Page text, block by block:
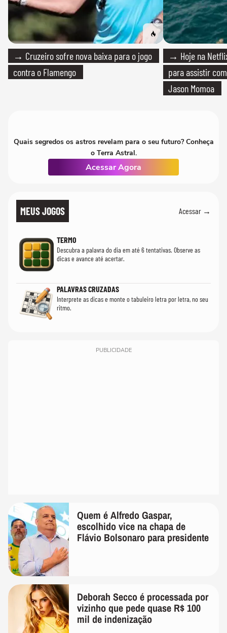
→ Cruzeiro sofre nova baixa para o jogo
contra o Flamengo
→ Hoje na
para assistir
Jason Momoa
Quais segredos os astros revelam para o seu futuro? Conheça
o Terra Astral.
Acessar Agora
MEUS JOGOS Acessar →
TERMO
Descubra a palavra do dia em até 6 tentativas. Observe as
dicas e avance até acertar.
PALAVRAS CRUZADAS
Interprete as dicas e monte o tabuleiro letra por letra, no seu
ritmo.
PUBLICIDADE
Quem é Alfredo Gaspar,
escolhido vice na chapa de
Flávio Bolsonaro para presidente
Deborah Secco é processada por
vizinho que pede quase R$ 100
mil de indenização